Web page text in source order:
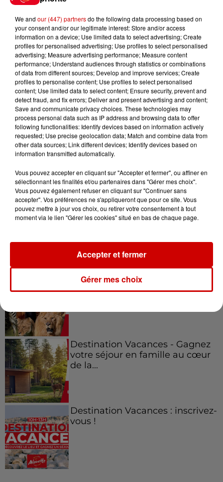
8h49
Rennes : enquête ouverte après
un accident impliquant un
conducteur...
8 août 2026
Aide carburant pour les "grands
rouleurs" : le délai pour la...
Jeux Voir plus
Gagnez vos places pour le
festival Marché Gourmand 2026
Le Duel - Gagnez vos entrées
pour l'un des zoos de nos
Destination Vacances - Gagnez
votre séjour en famille au cœur
de la...
Destination Vacances : inscrivez-
vous !
We and our (447) partnersdo the following data processing based on
your consent and/or our legitimate interest: Store and/or access
information on a device; Use limited data to select advertising; Create
profiles for personalised advertising; Use profiles to select personalised
advertising; Measure advertising performance; Measure content
performance; Understand audiences through statistics or combinations
of data from different sources; Develop and improve services; Create
profiles to personalise content; Use profiles to select personalised
content; Use limited data to select content; Ensure security, prevent and
detect fraud, and fix errors; Deliver and present advertising and content;
Save and communicate privacy choices. These technologies may
process personal data such as IP address and browsing data to offer
following functionalities: Identify devices based on information actively
requested; Use precise geolocation data; Match and combine data from
other data sources; Link different devices; Identify devices based on
information transmitted automatically.
Vous pouvez accepter en cliquant sur "Accepter et fermer", ou affiner en
sélectionnant les finalités et/ou partenaires dans "Gérer mes choix".
Vous pouvez également refuser en cliquant sur "Continuer sans
accepter". Vos préférences ne s'appliqueront que pour ce site. Vous
pouvez mettre à jour vos choix, ou retirer votre consentement à tout
moment via le lien "Gérer les cookies" situé en bas de chaque page.
Gérer mes choix
Accepter et fermer